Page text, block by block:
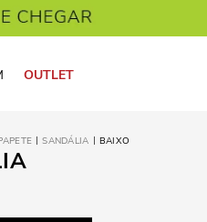
OUTLET
SANDÁLIA BAIXO